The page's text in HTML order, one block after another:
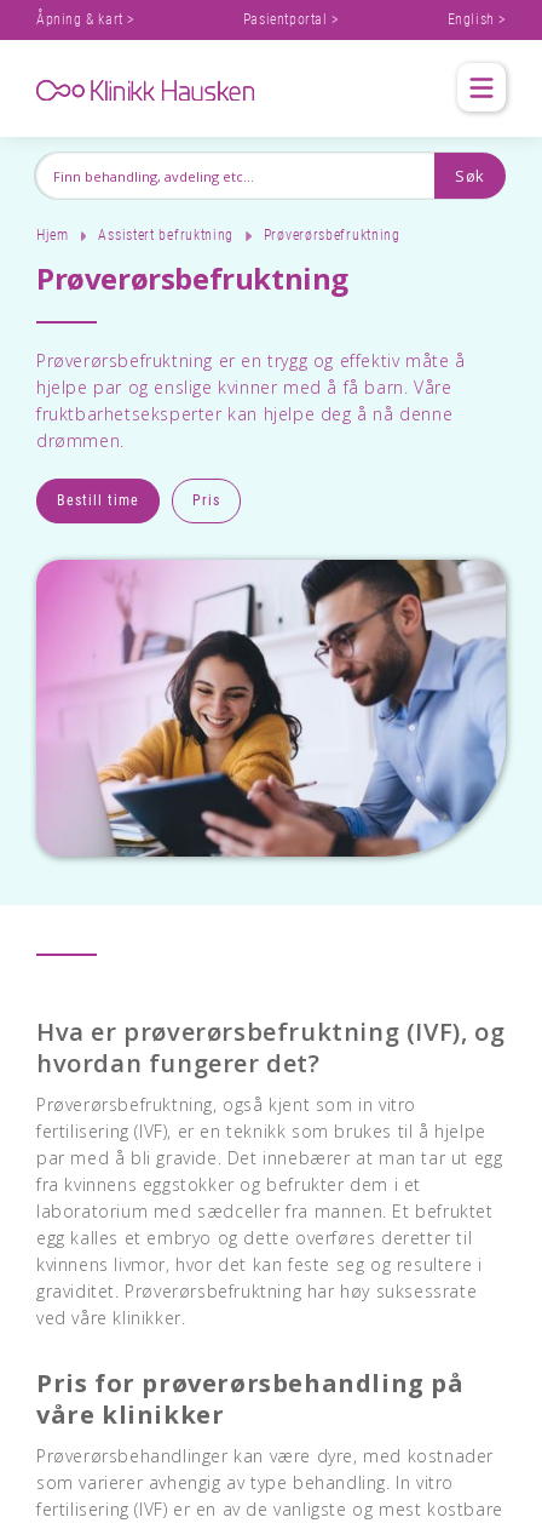
Åpning & kart > Pasientportal > English >
Hjem Assistert befruktning Prøverørsbefruktning
Prøverørsbefruktning
Prøverørsbefruktning er en trygg og effektiv måte å
hjelpe par og enslige kvinner med å få barn. Våre
fruktbarhetseksperter kan hjelpe deg å nå denne
drømmen.
Bestill time Pris
Hva er prøverørsbefruktning (IVF), og
hvordan fungerer det?
Prøverørsbefruktning, også kjent som in vitro
fertilisering (IVF), er en teknikk som brukes til å hjelpe
par med å bli gravide. Det innebærer at man tar ut egg
fra kvinnens eggstokker og befrukter dem i et
laboratorium med sædceller fra mannen. Et befruktet
egg kalles et embryo og dette overføres deretter til
kvinnens livmor, hvor det kan feste seg og resultere i
graviditet. Prøverørsbefruktning har høy suksessrate
ved våre klinikker.
Pris for prøverørsbehandling på
våre klinikker
Prøverørsbehandlinger kan være dyre, med kostnader
som varierer avhengig av type behandling. In vitro
fertilisering (IVF) er en av de vanligste og mest kostbare